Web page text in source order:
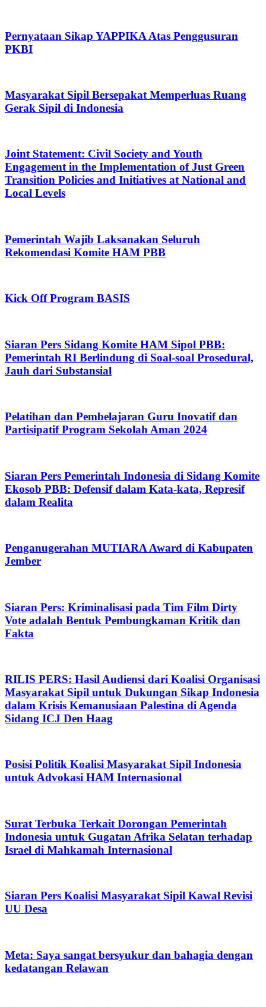
Pernyataan Sikap YAPPIKA Atas Penggusuran
PKBI
Masyarakat Sipil Bersepakat Memperluas Ruang
Gerak Sipil di Indonesia
Joint Statement: Civil Society and Youth
Engagement in the Implementation of Just Green
Transition Policies and Initiatives at National and
Local Levels
Pemerintah Wajib Laksanakan Seluruh
Rekomendasi Komite HAM PBB
Kick Off Program BASIS
Siaran Pers Sidang Komite HAM Sipol PBB:
Pemerintah RI Berlindung di Soal-soal Prosedural,
Jauh dari Substansial
Pelatihan dan Pembelajaran Guru Inovatif dan
Partisipatif Program Sekolah Aman 2024
Siaran Pers Pemerintah Indonesia di Sidang Komite
Ekosob PBB: Defensif dalam Kata-kata, Represif
dalam Realita
Penganugerahan MUTIARA Award di Kabupaten
Jember
Siaran Pers: Kriminalisasi pada Tim Film Dirty
Vote adalah Bentuk Pembungkaman Kritik dan
Fakta
RILIS PERS: Hasil Audiensi dari Koalisi Organisasi
Masyarakat Sipil untuk Dukungan Sikap Indonesia
dalam Krisis Kemanusiaan Palestina di Agenda
Sidang ICJ Den Haag
Posisi Politik Koalisi Masyarakat Sipil Indonesia
untuk Advokasi HAM Internasional
Surat Terbuka Terkait Dorongan Pemerintah
Indonesia untuk Gugatan Afrika Selatan terhadap
Israel di Mahkamah Internasional
Siaran Pers Koalisi Masyarakat Sipil Kawal Revisi
UU Desa
Meta: Saya sangat bersyukur dan bahagia dengan
kedatangan Relawan